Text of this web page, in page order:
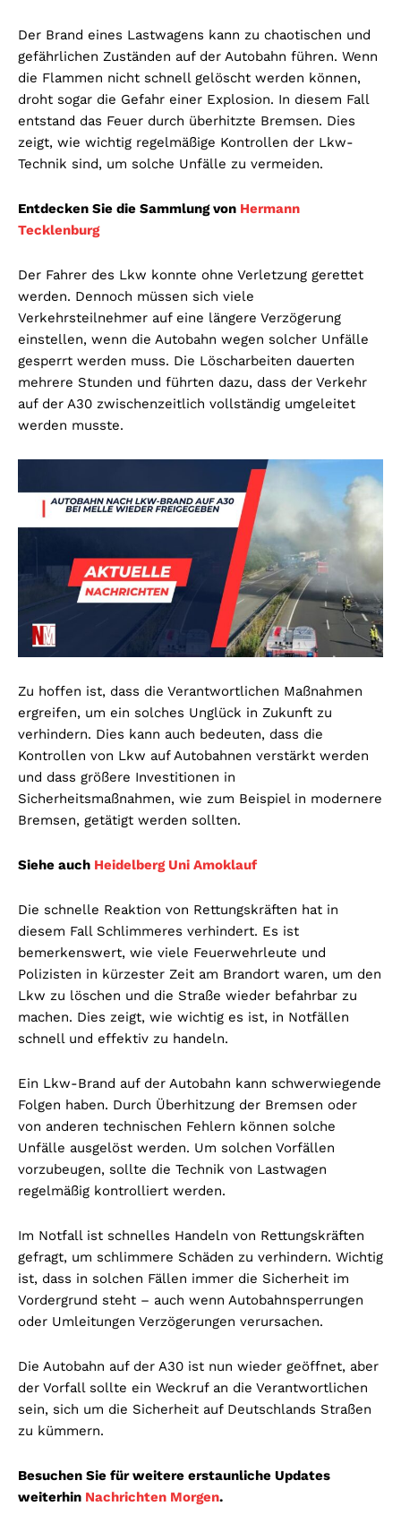
Der Brand eines Lastwagens kann zu chaotischen und
gefährlichen Zuständen auf der Autobahn führen. Wenn
die Flammen nicht schnell gelöscht werden können,
droht sogar die Gefahr einer Explosion. In diesem Fall
entstand das Feuer durch überhitzte Bremsen. Dies
zeigt, wie wichtig regelmäßige Kontrollen der Lkw-
Technik sind, um solche Unfälle zu vermeiden.
Entdecken Sie die Sammlung von Hermann
Tecklenburg
Der Fahrer des Lkw konnte ohne Verletzung gerettet
werden. Dennoch müssen sich viele
Verkehrsteilnehmer auf eine längere Verzögerung
einstellen, wenn die Autobahn wegen solcher Unfälle
gesperrt werden muss. Die Löscharbeiten dauerten
mehrere Stunden und führten dazu, dass der Verkehr
auf der A30 zwischenzeitlich vollständig umgeleitet
werden musste.
Zu hoffen ist, dass die Verantwortlichen Maßnahmen
ergreifen, um ein solches Unglück in Zukunft zu
verhindern. Dies kann auch bedeuten, dass die
Kontrollen von Lkw auf Autobahnen verstärkt werden
und dass größere Investitionen in
Sicherheitsmaßnahmen, wie zum Beispiel in modernere
Bremsen, getätigt werden sollten.
Siehe auch Heidelberg Uni Amoklauf
Die schnelle Reaktion von Rettungskräften hat in
diesem Fall Schlimmeres verhindert. Es ist
bemerkenswert, wie viele Feuerwehrleute und
Polizisten in kürzester Zeit am Brandort waren, um den
Lkw zu löschen und die Straße wieder befahrbar zu
machen. Dies zeigt, wie wichtig es ist, in Notfällen
schnell und effektiv zu handeln.
Ein Lkw-Brand auf der Autobahn kann schwerwiegende
Folgen haben. Durch Überhitzung der Bremsen oder
von anderen technischen Fehlern können solche
Unfälle ausgelöst werden. Um solchen Vorfällen
vorzubeugen, sollte die Technik von Lastwagen
regelmäßig kontrolliert werden.
Im Notfall ist schnelles Handeln von Rettungskräften
gefragt, um schlimmere Schäden zu verhindern. Wichtig
ist, dass in solchen Fällen immer die Sicherheit im
Vordergrund steht – auch wenn Autobahnsperrungen
oder Umleitungen Verzögerungen verursachen.
Die Autobahn auf der A30 ist nun wieder geöffnet, aber
der Vorfall sollte ein Weckruf an die Verantwortlichen
sein, sich um die Sicherheit auf Deutschlands Straßen
zu kümmern.
Besuchen Sie für weitere erstaunliche Updates
weiterhin Nachrichten Morgen.